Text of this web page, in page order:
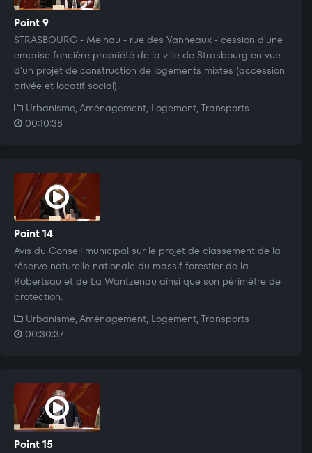
Point 9
STRASBOURG - Meinau - rue des Vanneaux - cession d'une
emprise foncière propriété de la ville de Strasbourg en vue
d'un projet de construction de logements mixtes (accession
privée et locatif social).
Urbanisme, Aménagement, Logement, Transports
00:10:38
Point 14
Avis du Conseil municipal sur le projet de classement de la
réserve naturelle nationale du massif forestier de la
Robertsau et de La Wantzenau ainsi que son périmètre de
protection.
Urbanisme, Aménagement, Logement, Transports
00:30:37
Point 15